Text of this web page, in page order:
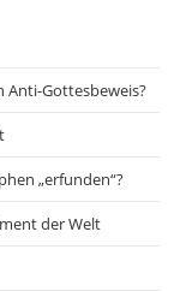
Anti-Gottesbeweis?
„erfunden“?
der Welt